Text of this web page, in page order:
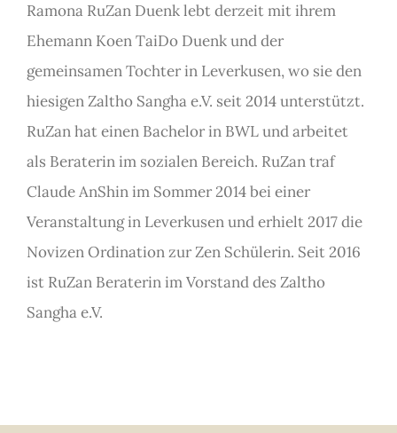
Ramona RuZan Duenk lebt derzeit mit ihrem
Ehemann Koen TaiDo Duenk und der
gemeinsamen Tochter in Leverkusen, wo sie den
hiesigen Zaltho Sangha e.V. seit 2014 unterstützt.
RuZan hat einen Bachelor in BWL und arbeitet
als Beraterin im sozialen Bereich. RuZan traf
Claude AnShin im Sommer 2014 bei einer
Veranstaltung in Leverkusen und erhielt 2017 die
Novizen Ordination zur Zen Schülerin. Seit 2016
ist RuZan Beraterin im Vorstand des Zaltho
Sangha e.V.